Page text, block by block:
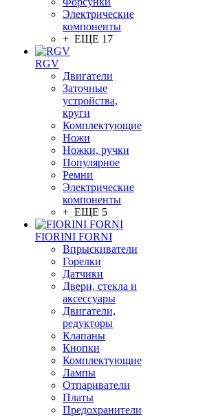
Электрические
компоненты
+ ЕЩЕ 17
RGV
Двигатели
Заточные
устройства,
круги
Комплектующие
Ножи
Ножки, ручки
Популярное
Ремни
Электрические
компоненты
+ ЕЩЕ 5
FIORINI FORNI
Впрыскиватели
Горелки
Датчики
Двери, стекла и
аксессуары
Двигатели,
редукторы
Клапаны
Кнопки
Комплектующие
Лампы
Отпариватели
Платы
Предохранители